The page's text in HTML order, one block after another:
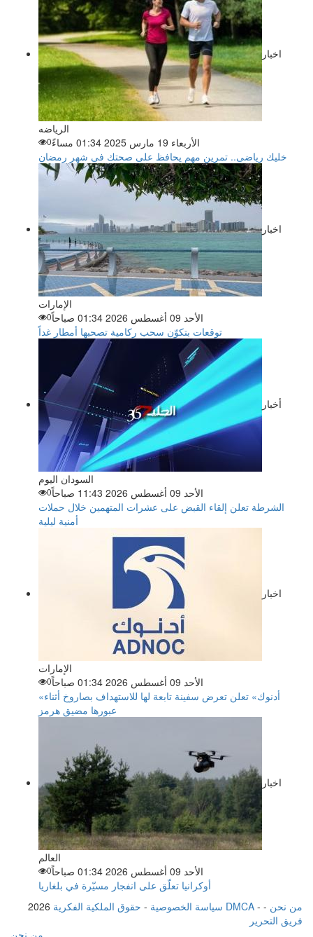
اخبار
الرياضه
الأربعاء 19 مارس 2025 01:34 مساءً
0
خليك رياضى.. تمرين مهم يحافظ على صحتك فى شهر رمضان
اخبار
الإمارات
الأحد 09 أغسطس 2026 01:34 صباحاً
0
توقعات بتكوّن سحب ركامية تصحبها أمطار غداً
أخبار
السودان اليوم
الأحد 09 أغسطس 2026 11:43 صباحاً
0
الشرطة تعلن إلقاء القبض على عشرات المتهمين خلال حملات
أمنية ليلية
اخبار
الإمارات
الأحد 09 أغسطس 2026 01:34 صباحاً
0
«أدنوك» تعلن تعرض سفينة تابعة لها للاستهداف بصاروخ أثناء
عبورها مضيق هرمز
اخبار
العالم
الأحد 09 أغسطس 2026 01:34 صباحاً
0
أوكرانيا تعلّق على انفجار مسيّرة في بلغاريا
2026
سياسة الخصوصية - حقوق الملكية الفكرية DMCA - من نحن -
فريق التحرير